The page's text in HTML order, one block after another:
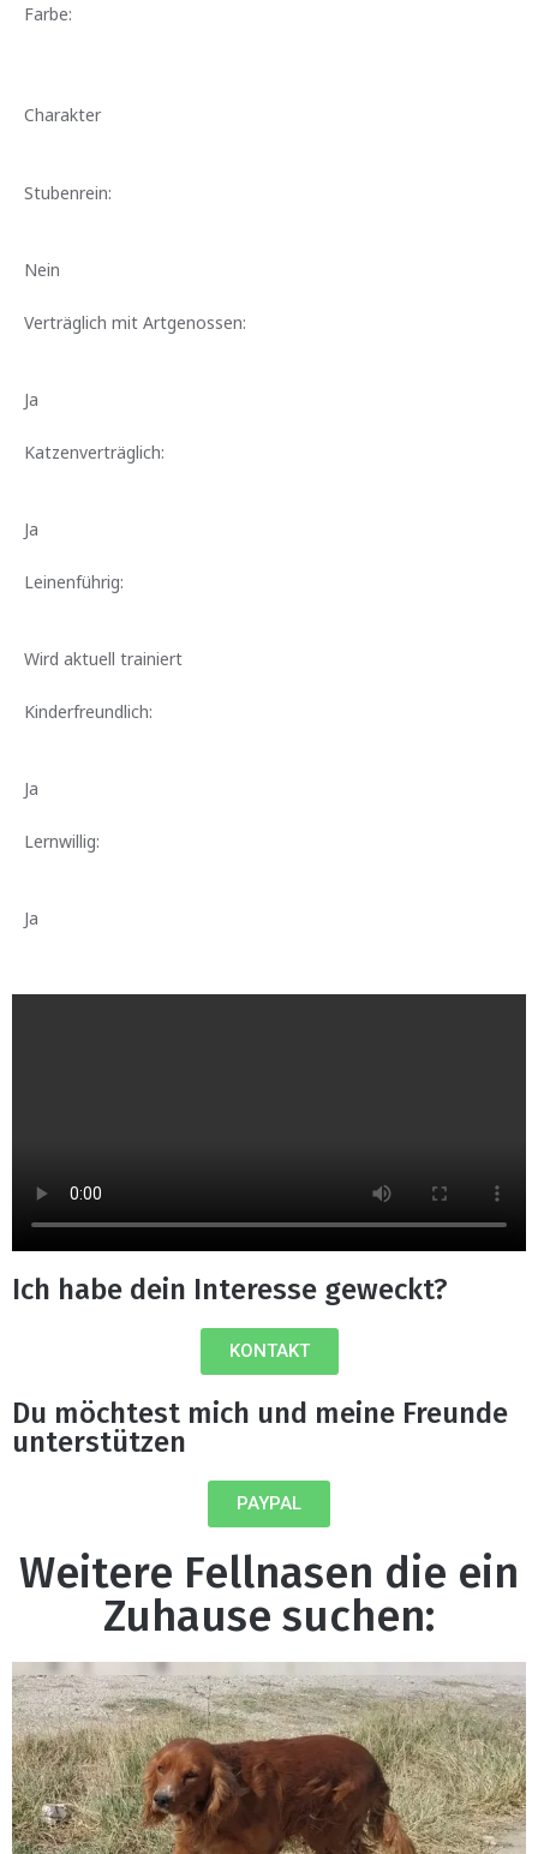
Farbe:
Charakter
Stubenrein:
Nein
Verträglich mit Artgenossen:
Ja
Katzenverträglich:
Ja
Leinenführig:
Wird aktuell trainiert
Kinderfreundlich:
Ja
Lernwillig:
Ja
Ich habe dein Interesse geweckt?
KONTAKT
Du möchtest mich und meine Freunde
unterstützen
PAYPAL
Weitere Fellnasen die ein
Zuhause suchen: